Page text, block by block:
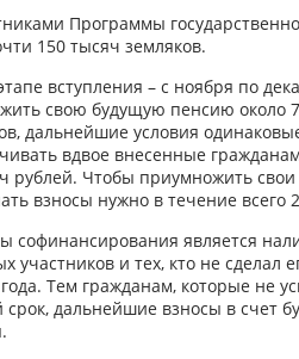
Программы
150 тысяч земляков.
вступления – с ноября по
свою будущую пенсию около
дальнейшие условия
вдвое внесенные
рублей. Чтобы приумножить
взносы нужно в течение всего
является
участников и тех, кто не сделал
Тем гражданам, которые не
дальнейшие взносы в счет